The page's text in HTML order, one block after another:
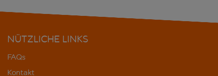
NÜTZLICHE LINKS
FAQs
Kontakt